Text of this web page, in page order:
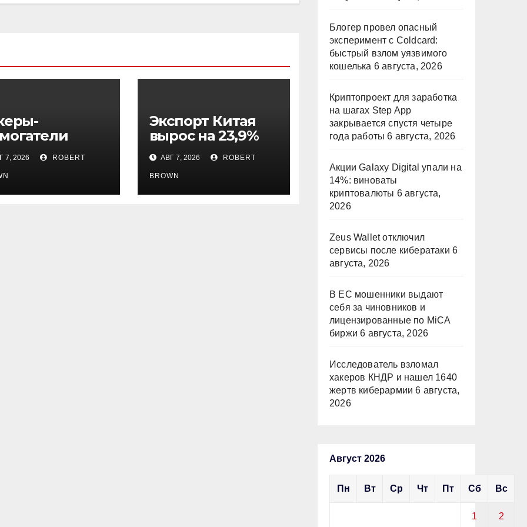
стрит
7, 2026 ROBERT
Экспорт Китая
вырос на 23,9%
из-за спроса на
чипы
АВГ 7, 2026 ROBERT
BROWN
Блогер провел опасный
эксперимент с Coldcard:
быстрый взлом уязвимого
кошелька 6 августа, 2026
Криптопроект для заработка
на шагах Step App
закрывается спустя четыре
года работы 6 августа, 2026
Акции Galaxy Digital упали на
14%: виноваты
криптовалюты 6 августа,
2026
Zeus Wallet отключил
сервисы после кибератаки 6
августа, 2026
В ЕС мошенники выдают
себя за чиновников и
лицензированные по MiCA
биржи 6 августа, 2026
Исследователь взломал
хакеров КНДР и нашел 1640
жертв киберармии 6 августа,
2026
Август 2026
Пн Вт Ср Чт Пт Сб Вс
1 2